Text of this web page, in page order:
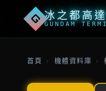
G冰之都高
GUNDAM
首頁 › 機體資料庫 ›